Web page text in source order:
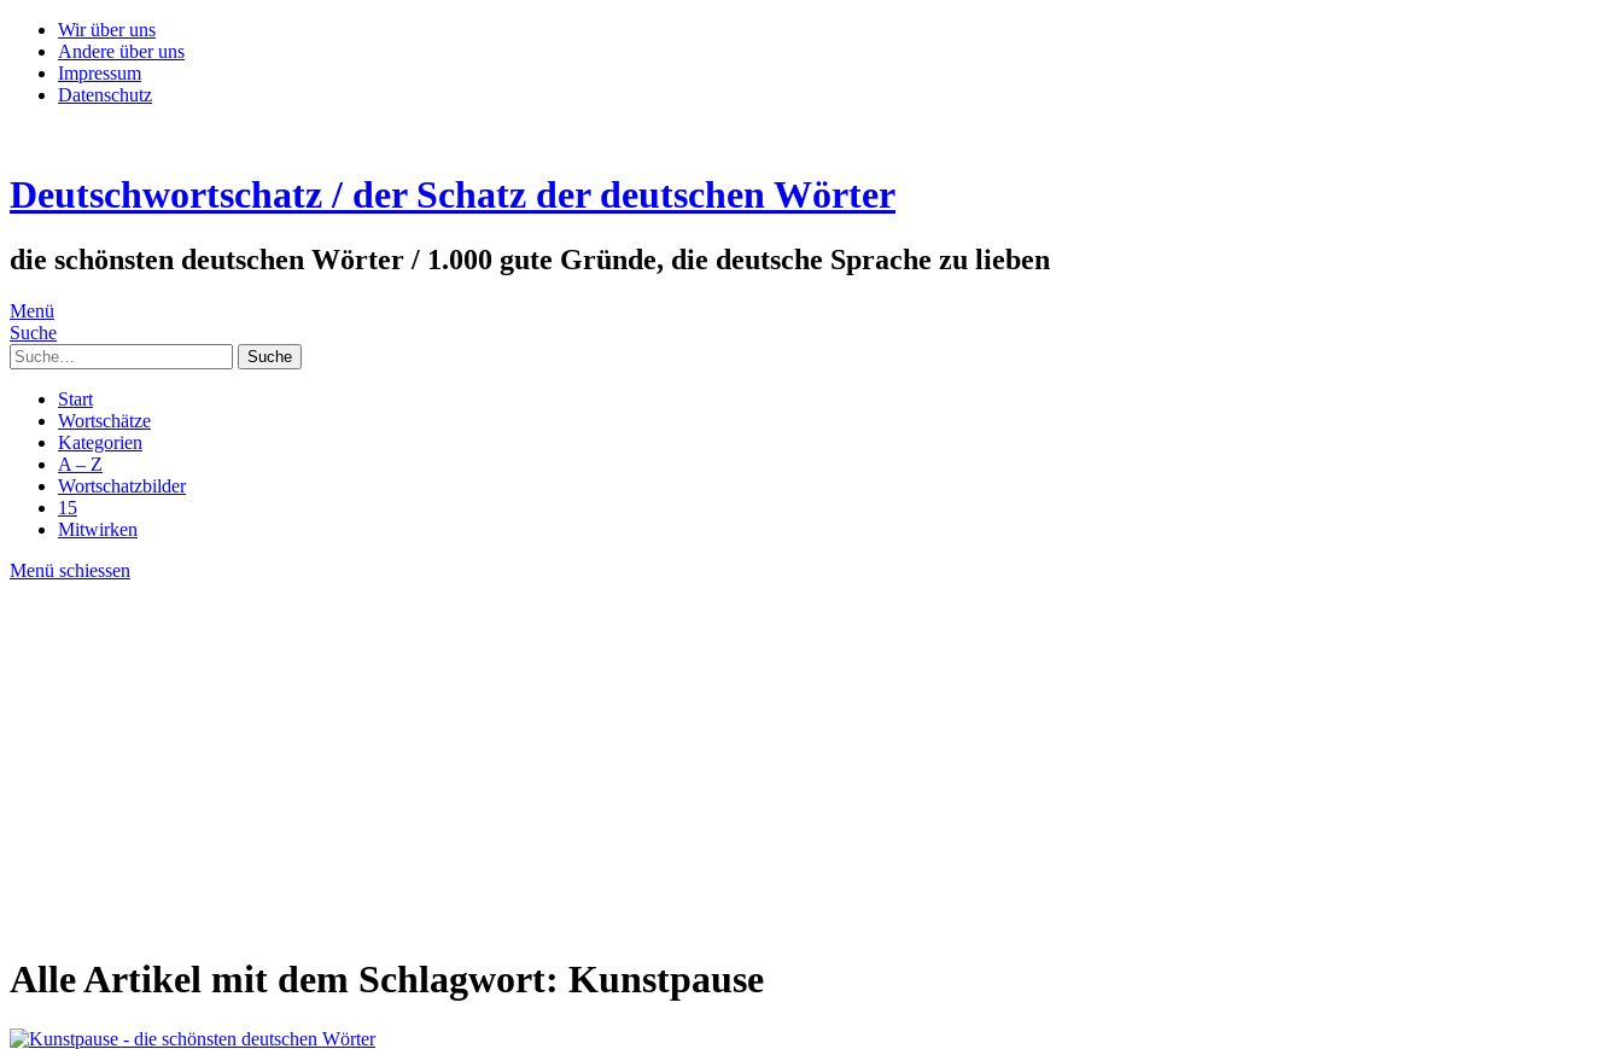
Wir über uns
Andere über uns
Impressum
Datenschutz
Deutschwortschatz / der Schatz der deutschen Wörter
die schönsten deutschen Wörter / 1.000 gute Gründe, die deutsche Sprache zu lieben
Menü
Suche
Suche
Start
Wortschätze
Kategorien
A – Z
Wortschatzbilder
15
Mitwirken
Menü schiessen
Alle Artikel mit dem Schlagwort: Kunstpause